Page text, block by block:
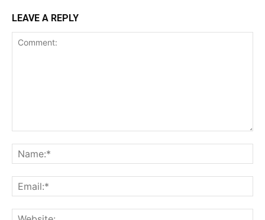
LEAVE A REPLY